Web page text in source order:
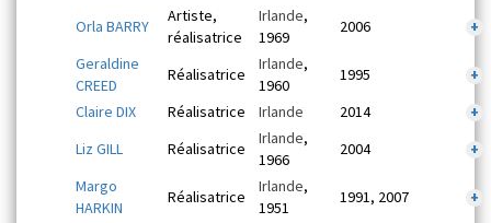
Orla BARRY
Artiste,
réalisatrice
Irlande,
1969
2006
+
Geraldine
CREED
Réalisatrice
Irlande,
1960
1995
+
Claire DIX
Réalisatrice Irlande 2014
+
Liz GILL
Réalisatrice
Irlande,
1966
2004
+
Margo
HARKIN
Réalisatrice
Irlande,
1951
1991, 2007
+